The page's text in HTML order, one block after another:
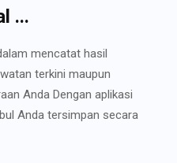
...
mencatat hasil
terkini maupun
Anda Dengan aplikasi
Anda tersimpan secara